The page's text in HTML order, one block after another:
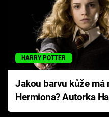
HARRY POTTER
Jakou barvu kůže má
Hermiona? Autorka
Pottera přišla s ráznou